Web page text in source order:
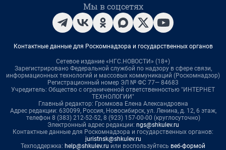
Мы в соцсетях
Контактные данные для Роскомнадзора и государственных органов
Сетевое издание «НГС.НОВОСТИ» (18+)
Зарегистрировано Федеральной службой по надзору в сфере связи,
информационных технологий и массовых коммуникаций (Роскомнадзор)
Регистрационный номер ЭЛ № ФС 77— 84683
Учредитель: Общество с ограниченной ответственностью "ИНТЕРНЕТ
ТЕХНОЛОГИИ"
Главный редактор: Громкова Елена Александровна
Адрес редакции: 630099, Россия, Новосибирск, ул. Ленина, д. 12, 6 этаж,
телефон 8 (383) 212-52-52, 8 (923) 157-00-00 (круглосуточно)
Электронный адрес редакции: ngs@shkulev.ru
Контактные данные для Роскомнадзора и государственных органов:
juristnsk@shkulev.ru
Техподдержка: help@shkulev.ru или воспользуйтесь веб-формой